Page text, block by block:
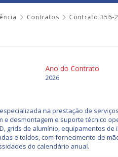
Contratos Contrato 356-
Ano do Contrato
2026
na prestação de
e desmontagem e suporte técnico
grids de alumínio, equipamentos
e toldos, com fornecimento de
do calendário anual.